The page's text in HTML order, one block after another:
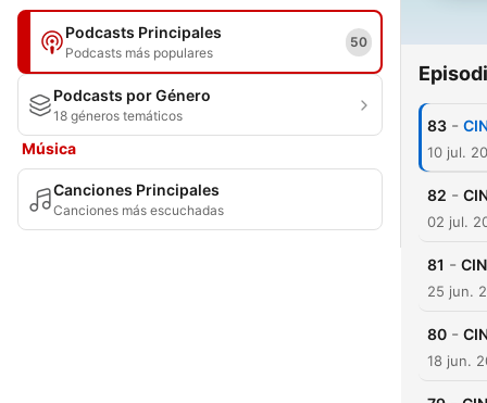
Podcasts Principales
Podcasts más populares
50
Podcasts por Género
18 géneros temáticos
Música
Canciones Principales
Canciones más escuchadas
83 -
10 jul.
82 -
02 jul.
81 -
25 jun.
80 -
18 jun.